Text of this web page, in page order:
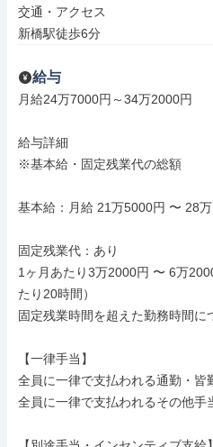
交通・アクセス
新橋駅徒歩6分
給与
月給24万7000円～34万2000円
給与詳細
※基本給・固定残業代の総額
基本給：月給 21万5000円 〜 28万
固定残業代：あり
1ヶ月あたり3万2000円 〜 6万
たり20時間）
固定残業時間を超えた勤務時間に
【一律手当】
全員に一律で支払われる通勤・皆
全員に一律で支払われるその他手